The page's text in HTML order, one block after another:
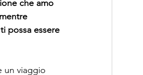
che amo
possa essere
un viaggio